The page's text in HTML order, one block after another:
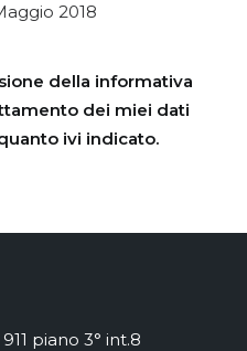
2018
della informativa
dei miei dati
ivi indicato.
piano 3° int.8